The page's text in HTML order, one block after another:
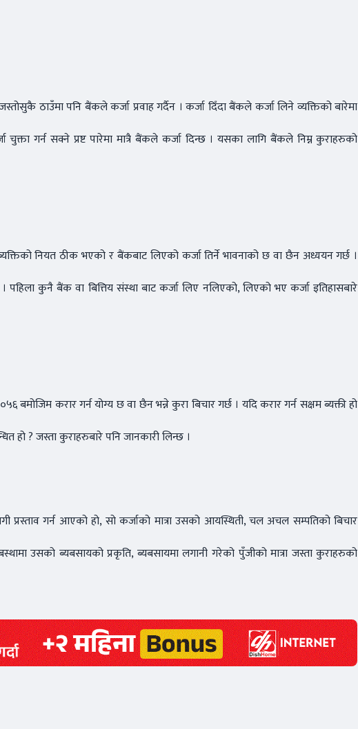
ठाउँमा पनि बैंकले कर्जा प्रवाह गर्दैन । कर्जा दिँदा बैंकले कर्जा लिने व्यक्तिको बारेमा
गर्न सक्ने प्रष्ट पारेमा मात्रै बैंकले कर्जा दिन्छ । यसका लागि बैंकले निम्न कुराहरुको
ब्यक्तिको नियत ठीक भएको र बैंकबाट लिएको कर्जा तिर्ने भावनाको छ वा छैन अध्ययन गर्छ ।
पहिला कुनै बैंक वा बित्तिय संस्था बाट कर्जा लिए नलिएको, लिएको भए कर्जा इतिहासबारे
बमोजिम करार गर्न योग्य छ वा छैन भन्ने कुरा बिचार गर्छ । यदि करार गर्न सक्षम ब्यक्ती हो
हो ? जस्ता कुराहरुबारे पनि जानकारी लिन्छ ।
प्रस्ताव गर्न आएको हो, सो कर्जाको मात्रा उसको आयस्थिती, चल अचल सम्पतिको बिचार
उसको ब्यबसायको प्रकृति, ब्यबसायमा लगानी गरेको पुँजीको मात्रा जस्ता कुराहरुको